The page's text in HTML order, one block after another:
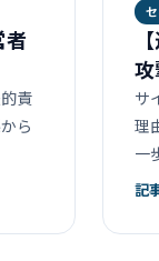
者
責
ら
サ
理
一
記